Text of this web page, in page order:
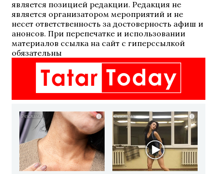
является позицией редакции. Редакция не
является организатором мероприятий и не
несет ответственность за достоверность афиш и
анонсов. При перепечатке и использовании
материалов ссылка на сайт с гиперссылкой
обязательны
i i